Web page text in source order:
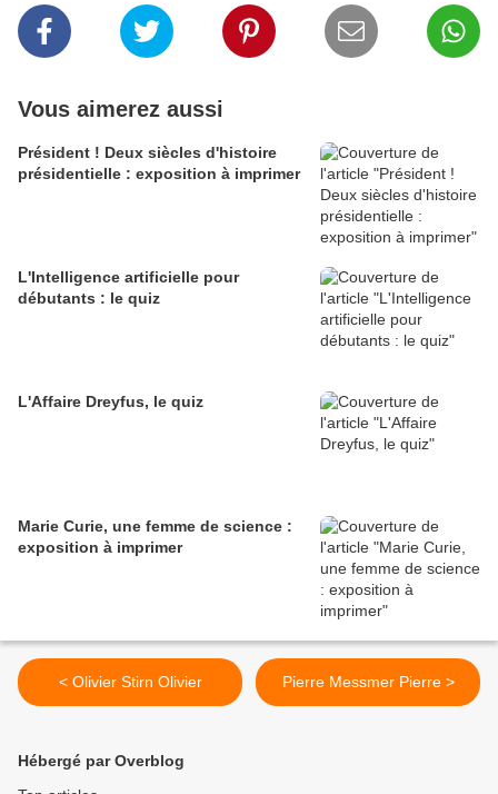
Vous aimerez aussi
Président ! Deux siècles d'histoire
présidentielle : exposition à imprimer
L'Intelligence artificielle pour
débutants : le quiz
L'Affaire Dreyfus, le quiz
Marie Curie, une femme de science :
exposition à imprimer
< Olivier Stirn Olivier Pierre Messmer Pierre >
Hébergé par Overblog